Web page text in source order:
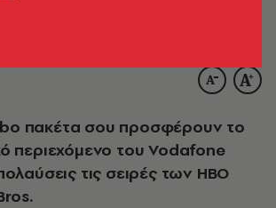
πακέτα σου προσφέρουν το
περιεχόμενο του Vodafone
τις σειρές των HBO